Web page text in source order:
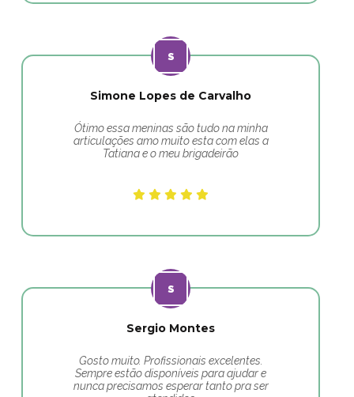
Simone Lopes de Carvalho
Ótimo essa meninas são tudo na minha
articulações amo muito esta com elas a
Tatiana e o meu brigadeirão
Sergio Montes
Gosto muito. Profissionais excelentes.
Sempre estão disponíveis para ajudar e
nunca precisamos esperar tanto pra ser